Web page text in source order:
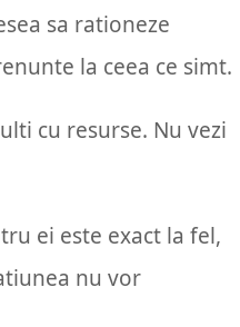
sa rationeze
la ceea ce simt.
cu resurse. Nu vezi
ei este exact la fel,
nu vor